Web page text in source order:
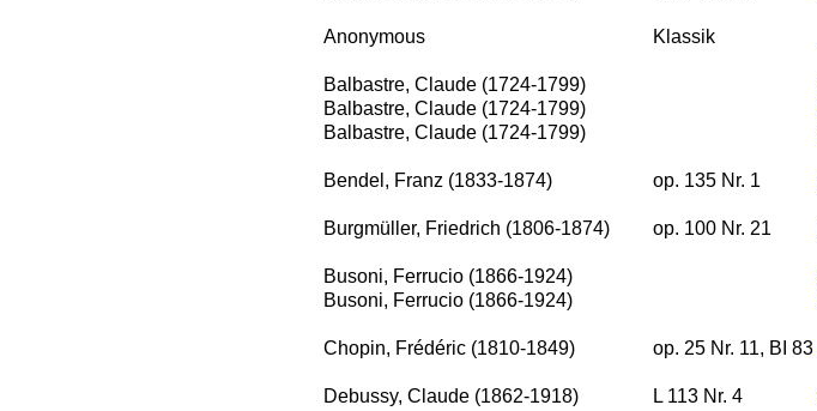
Anonymous Klassik
Balbastre, Claude (1724-1799)
Balbastre, Claude (1724-1799)
Balbastre, Claude (1724-1799)
Bendel, Franz (1833-1874) op. 135 Nr. 1
Burgmüller, Friedrich (1806-1874) op. 100 Nr. 21
Busoni, Ferrucio (1866-1924)
Busoni, Ferrucio (1866-1924)
Chopin, Frédéric (1810-1849) op. 25 Nr. 11, BI 83
Debussy, Claude (1862-1918) L 113 Nr. 4